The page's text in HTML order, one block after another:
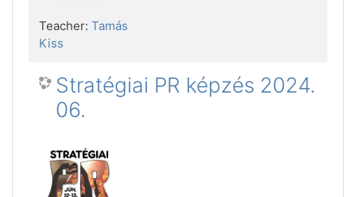
Teacher: Tamás
Kiss
Stratégiai PR képzés 2024.
06.